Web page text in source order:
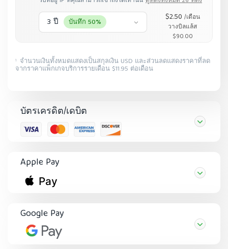
บัตรเครดิต/เดบิต
Apple Pay
Google Pay
3 ปี บันทึก 50% $2.50 /เดือน
วางบิลแล้ส
$90.00
1 จำนวนเงินทั้งหมดแสดงเป็นสกุลเงิน USD และส่วนลดแสดงราคาที่ลด
จากราคาแพ็กเกจบริการรายเดือน $11.95 ต่อเดือน